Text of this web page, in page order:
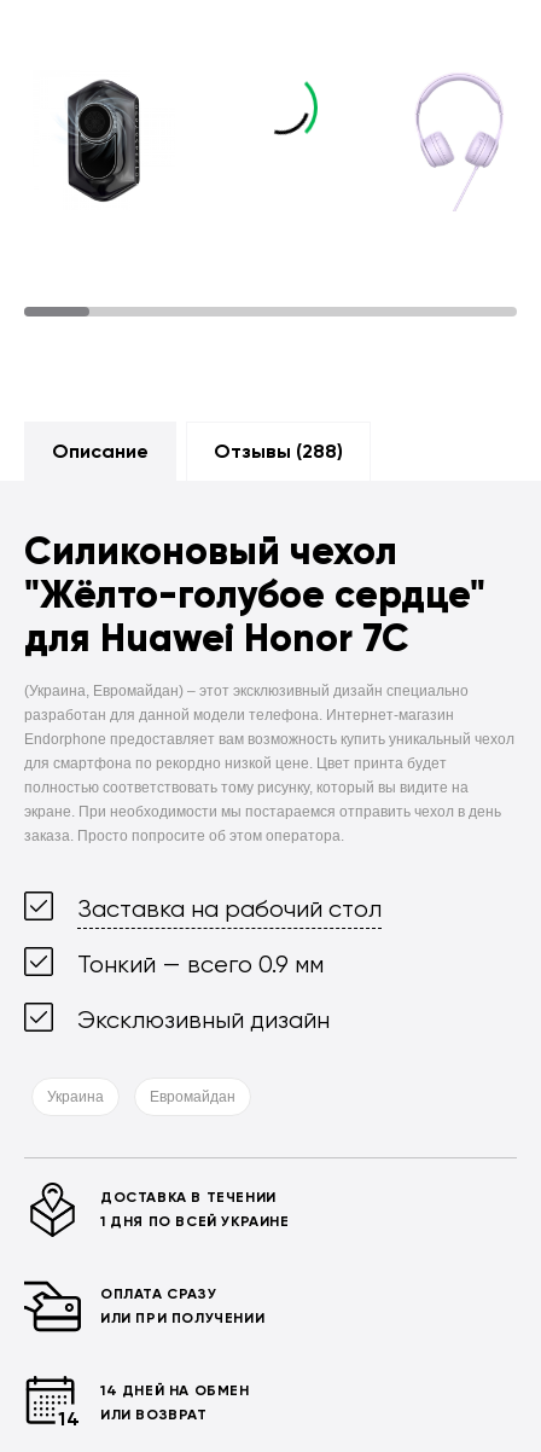
Описание Отзывы (288)
Силиконовый чехол
"Жёлто-голубое сердце"
для Huawei Honor 7C
(Украина, Евромайдан) – этот эксклюзивный дизайн специально
разработан для данной модели телефона. Интернет-магазин
Endorphone предоставляет вам возможность купить уникальный чехол
для смартфона по рекордно низкой цене. Цвет принта будет
полностью соответствовать тому рисунку, который вы видите на
экране. При необходимости мы постараемся отправить чехол в день
заказа. Просто попросите об этом оператора.
Заставка на рабочий стол
Тонкий — всего 0.9 мм
Эксклюзивный дизайн
Украина Евромайдан
ДОСТАВКА В ТЕЧЕНИИ
1 ДНЯ ПО ВСЕЙ УКРАИНЕ
ОПЛАТА СРАЗУ
ИЛИ ПРИ ПОЛУЧЕНИИ
14 ДНЕЙ НА ОБМЕН
ИЛИ ВОЗВРАТ